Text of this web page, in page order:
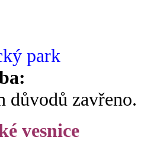
park
důvodů zavřeno.
vesnice